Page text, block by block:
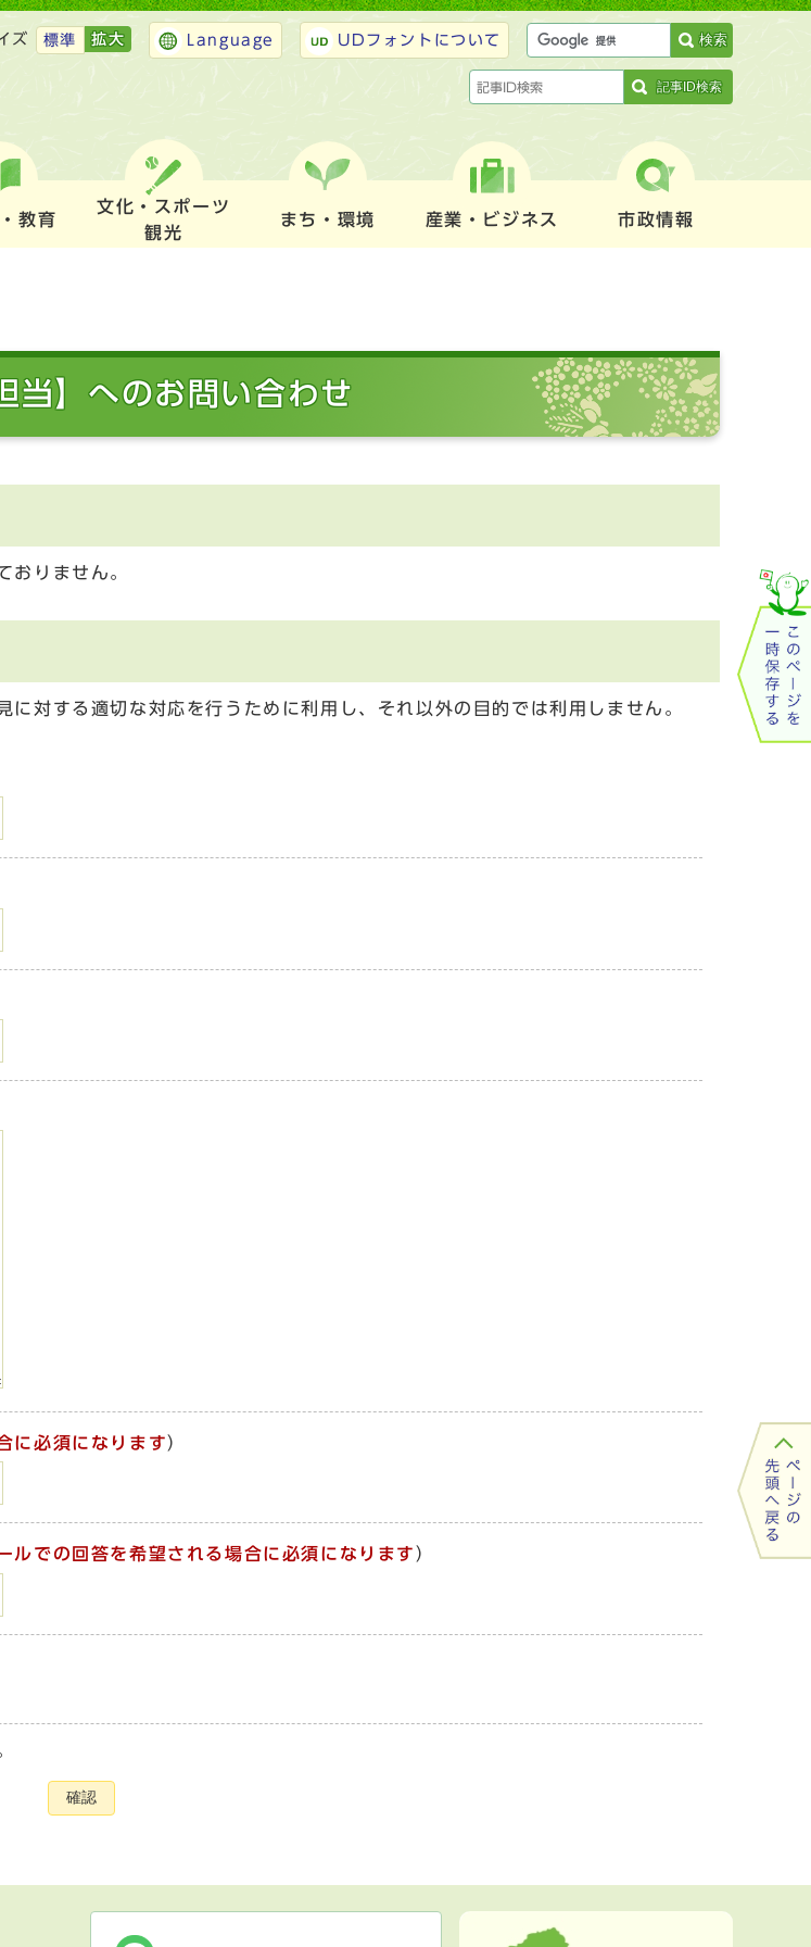
ズ 標準 拡大 Language UDフォントについて 検索
記事ID検索
教育
文化・スポーツ
観光
まち・環境 産業・ビジネス 市政情報
当】へのお問い合わせ
おりません。
対する適切な対応を行うために利用し、それ以外の目的では利用しません。
に必須になります）
ルでの回答を希望される場合に必須になります ）
確認